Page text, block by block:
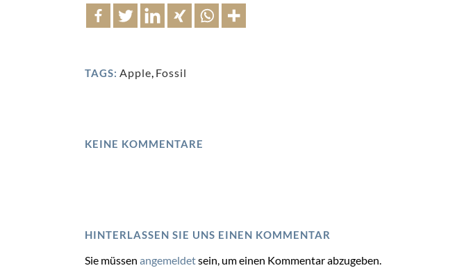
TAGS: Apple, Fossil
KEINE KOMMENTARE
HINTERLASSEN SIE UNS EINEN KOMMENTAR
Sie müssen angemeldetsein, um einen Kommentar abzugeben.